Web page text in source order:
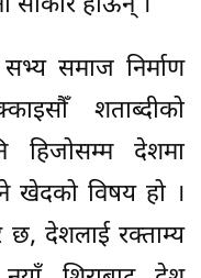
साकार होऊन् ।
समाज निर्माण
शताब्दीको
हिजोसम्म देशमा
खेदको विषय हो ।
छ, देशलाई रक्ताम्य